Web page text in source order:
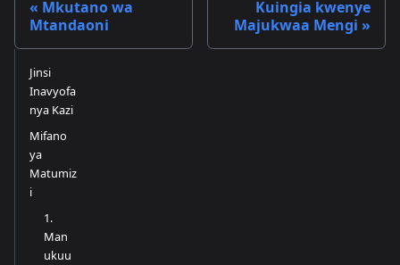
Mkutano wa
Mtandaoni
Kuingia kwenye
Majukwaa Mengi
Jinsi
Inavyofa
nya Kazi
Mifano
ya
Matumiz
i
1.
Man
ukuu